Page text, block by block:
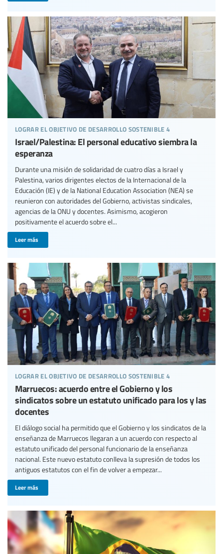
lograr el objetivo de desarrollo sostenible 4
Israel/Palestina: El personal educativo siembra la
esperanza
Durante una misión de solidaridad de cuatro días a Israel y
Palestina, varios dirigentes electos de la Internacional de la
Educación (IE) y de la National Education Association (NEA) se
reunieron con autoridades del Gobierno, activistas sindicales,
agencias de la ONU y docentes. Asimismo, acogieron
positivamente el acuerdo sobre el...
Leer más
lograr el objetivo de desarrollo sostenible 4
Marruecos: acuerdo entre el Gobierno y los
sindicatos sobre un estatuto unificado para los y las
docentes
El diálogo social ha permitido que el Gobierno y los sindicatos de la
enseñanza de Marruecos llegaran a un acuerdo con respecto al
estatuto unificado del personal funcionario de la enseñanza
nacional. Este nuevo estatuto conlleva la supresión de todos los
antiguos estatutos con el fin de volver a empezar...
Leer más